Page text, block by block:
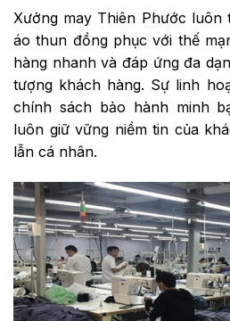
Xưởng may Thiên Phước
áo thun đồng phục với thế
hàng nhanh và đáp ứng đa
tượng khách hàng. Sự linh
chính sách bảo hành minh
luôn giữ vững niềm tin của
lẫn cá nhân.